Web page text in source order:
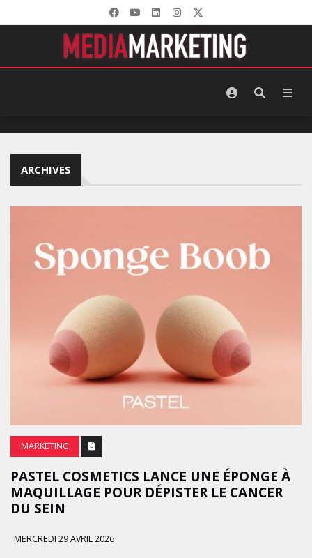
ARCHIVES
MARKETING
PASTEL COSMETICS LANCE UNE ÉPONGE À
MAQUILLAGE POUR DÉPISTER LE CANCER
DU SEIN
MERCREDI 29 AVRIL 2026